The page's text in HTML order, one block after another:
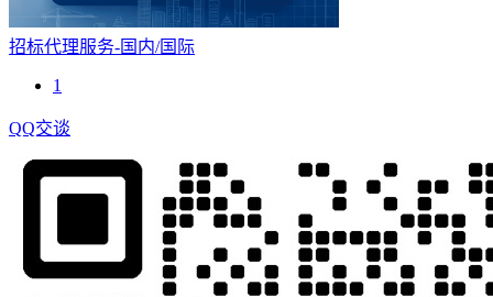
招标代理服务-国内/国际
1
QQ交谈